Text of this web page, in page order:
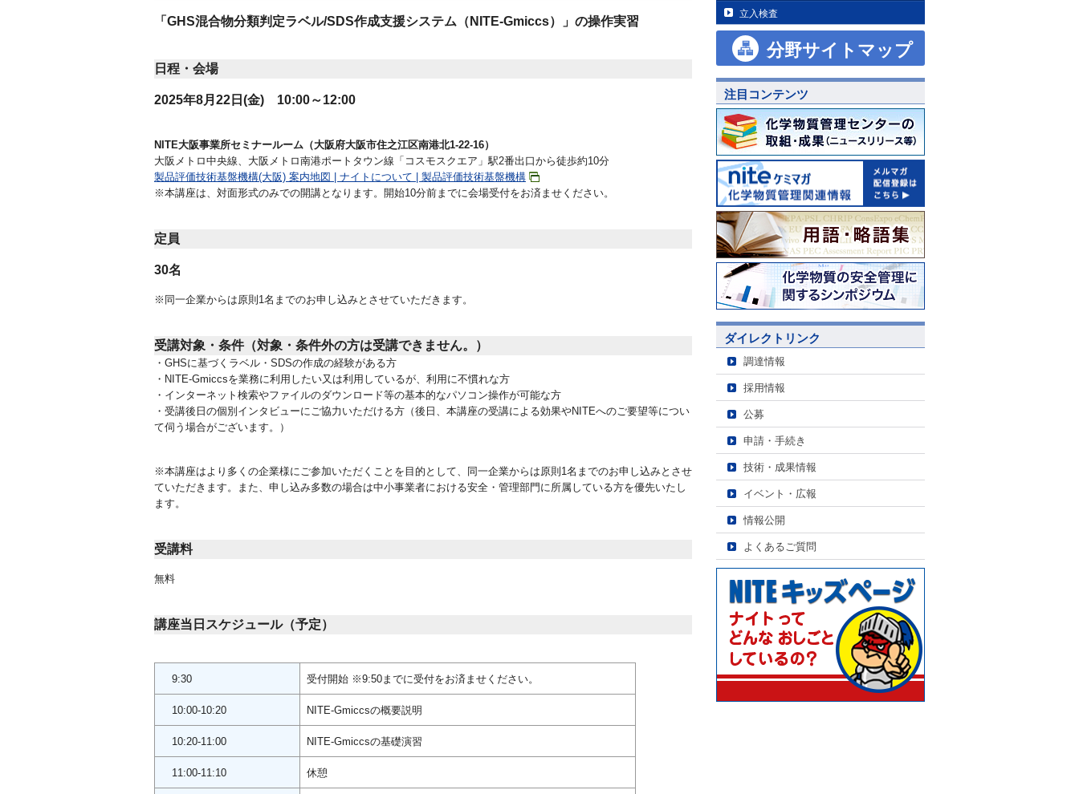
「GHS混合物分類判定ラベル/SDS作成支援システム（NITE-Gmiccs）」の操作実習
日程・会場
2025年8月22日(金) 10:00～12:00
NITE大阪事業所セミナールーム（大阪府大阪市住之江区南港北1-22-16）
大阪メトロ中央線、大阪メトロ南港ポートタウン線「コスモスクエア」駅2番出口から徒歩約10分
製品評価技術基盤機構(大阪) 案内地図 | ナイトについて | 製品評価技術基盤機構
※本講座は、対面形式のみでの開講となります。開始10分前までに会場受付をお済ませください。
定員
30名
※同一企業からは原則1名までのお申し込みとさせていただきます。
受講対象・条件（対象・条件外の方は受講できません。）
・GHSに基づくラベル・SDSの作成の経験がある方
・NITE-Gmiccsを業務に利用したい又は利用しているが、利用に不慣れな方
・インターネット検索やファイルのダウンロード等の基本的なパソコン操作が可能な方
・受講後日の個別インタビューにご協力いただける方（後日、本講座の受講による効果やNITEへのご要望等につい
て伺う場合がございます。）
※本講座はより多くの企業様にご参加いただくことを目的として、同一企業からは原則1名までのお申し込みとさせ
ていただきます。また、申し込み多数の場合は中小事業者における安全・管理部門に所属している方を優先いたし
ます。
受講料
無料
講座当日スケジュール（予定）
9:30 受付開始 ※9:50までに受付をお済ませください。
10:00-10:20 NITE-Gmiccsの概要説明
10:20-11:00 NITE-Gmiccsの基礎演習
11:00-11:10 休憩
立入検査
分野サイトマップ
注目コンテンツ
ダイレクトリンク
調達情報
採用情報
公募
申請・手続き
技術・成果情報
イベント・広報
情報公開
よくあるご質問